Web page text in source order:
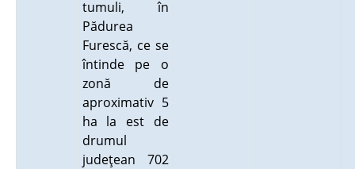
tumuli, în
Pădurea
Furescă, ce se
întinde pe o
zonă de
aproximativ 5
ha la est de
drumul
judeţean 702